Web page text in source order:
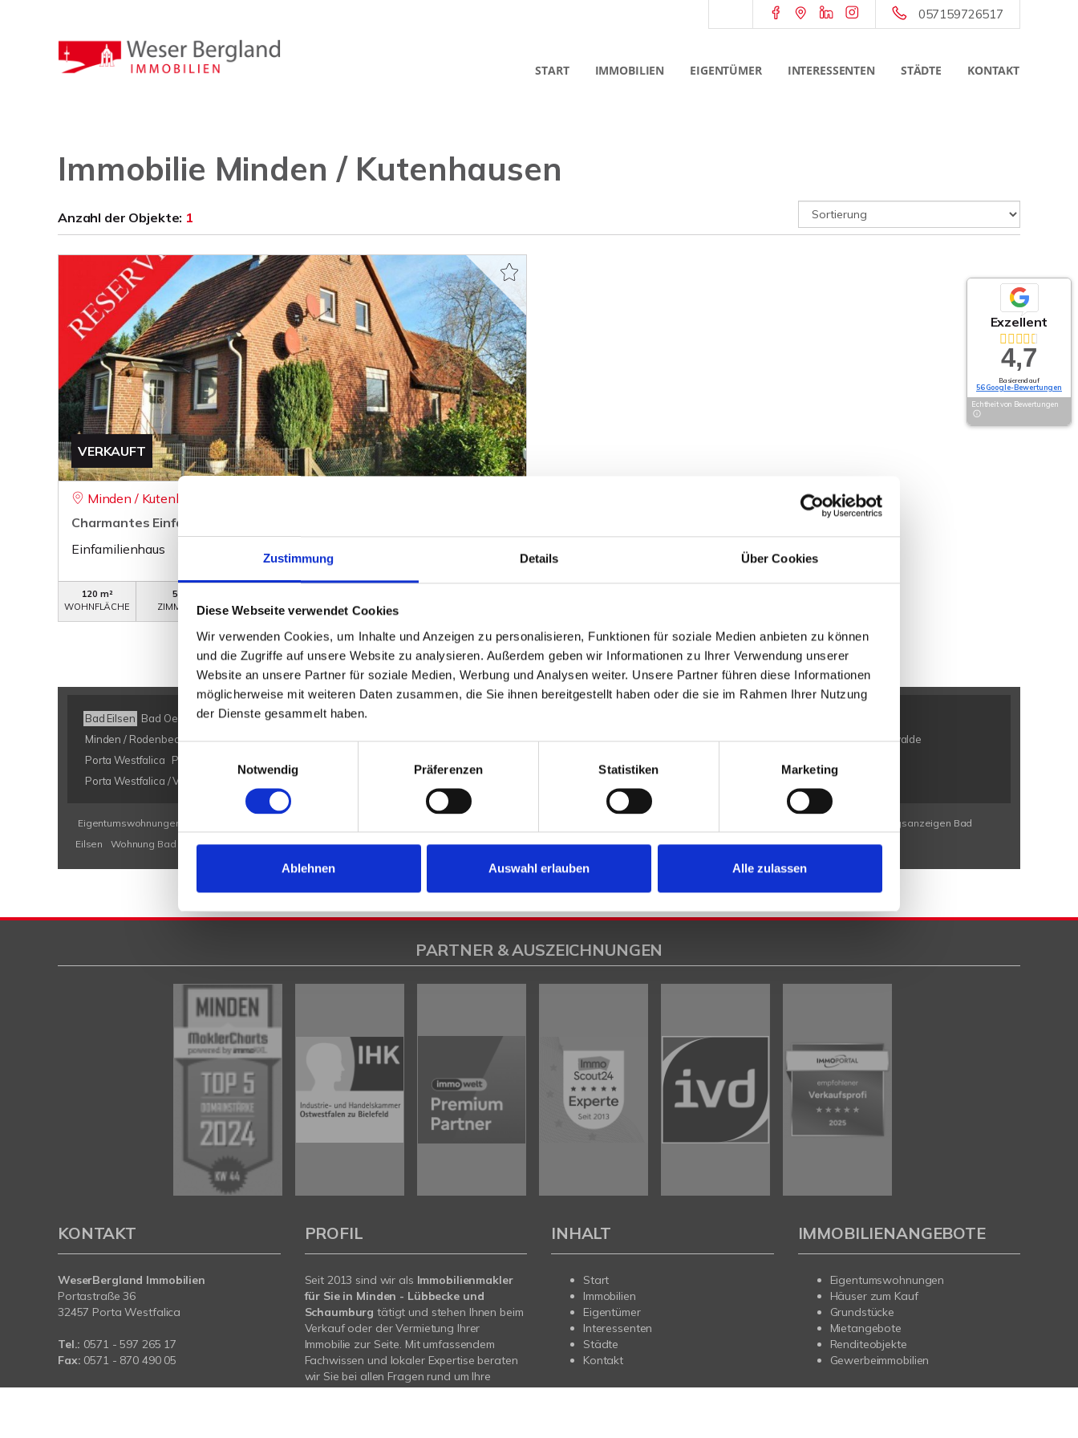
Zustimmung Details Über Cookies
Diese Webseite verwendet Cookies
Wir verwenden Cookies, um Inhalte und Anzeigen zu personalisieren, Funktionen für soziale Medien anbieten zu können
und die Zugriffe auf unsere Website zu analysieren. Außerdem geben wir Informationen zu Ihrer Verwendung unserer
Website an unsere Partner für soziale Medien, Werbung und Analysen weiter. Unsere Partner führen diese Informationen
möglicherweise mit weiteren Daten zusammen, die Sie ihnen bereitgestellt haben oder die sie im Rahmen Ihrer Nutzung
der Dienste gesammelt haben.
Notwendig
Präferenzen Statistiken Marketing
Ablehnen Auswahl erlauben Alle zulassen
057159726517
START IMMOBILIEN EIGENTÜMER INTERESSENTEN STÄDTE KONTAKT
Immobilie Minden / Kutenhausen
Anzahl der Objekte: 1
VERKAUFT
Minden / Kutenhausen
Charmantes Einfamilienhaus mit vielen Optionen in Kutenhausen
Einfamilienhaus
120 m²
WOHNFLÄCHE
5
ZIMMER
OBJEKTNUMMER
Bad Eilsen Bad Oeynhausen Bad Salzuflen Bückeburg Heeßen
Minden / Rodenbeck Minden Kutenhausen Obernkirchen Petershagen Petershagen / Bierde Petershagen / Döhren Petershagen / Eldagsen Petershagen / Friedewalde
Porta Westfalica
Porta Westfalica / Barkhausen
Porta Westfalica / Veltheim
Porta Westfalica / Vennebeck
Eigentumswohnungen Bad Eilsen
Wohnungsanzeigen Bad
Eilsen
Wohnung Bad Eilsen kaufen Bad Eilsen Immobilie Bad Eilsen Immobilien Bad Eilsen Immobilienkauf Bad Eilsen
Exzellent
4,7
Basierend auf
56 Google-Bewertungen
Echtheit von Bewertungen
PARTNER & AUSZEICHNUNGEN
KONTAKT
WeserBergland Immobilien
Portastraße 36
32457 Porta Westfalica
Tel.: 0571 - 597 265 17
Fax: 0571 - 870 490 05
E-Mail: info@wb-immobilien.de
PROFIL
Seit 2013 sind wir als Immobilienmakler
für Sie in Minden - Lübbecke und
Schaumburgtätigt und stehen Ihnen beim
Verkauf oder der Vermietung Ihrer
Immobilie zur Seite. Mit umfassendem
Fachwissen und lokaler Expertise beraten
wir Sie bei allen Fragen rund um Ihre
Immobilie.Sprechen Sie uns an - wir sind
INHALT
Start
Immobilien
Eigentümer
Interessenten
Städte
Kontakt
IMMOBILIENANGEBOTE
Eigentumswohnungen
Häuser zum Kauf
Grundstücke
Mietangebote
Renditeobjekte
Gewerbeimmobilien